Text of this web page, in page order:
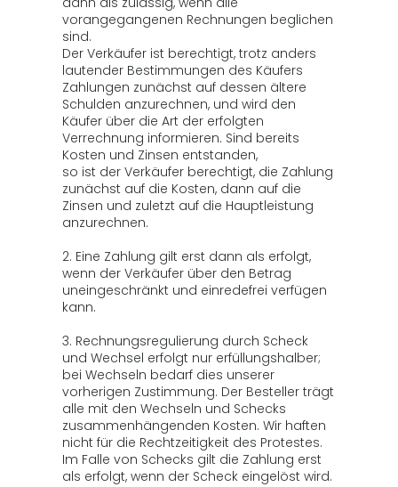
vorangegangenen Rechnungen beglichen
sind.
Der Verkäufer ist berechtigt, trotz anders
lautender Bestimmungen des Käufers
Zahlungen zunächst auf dessen ältere
Schulden anzurechnen, und wird den
Käufer über die Art der erfolgten
Verrechnung informieren. Sind bereits
Kosten und Zinsen entstanden,
so ist der Verkäufer berechtigt, die Zahlung
zunächst auf die Kosten, dann auf die
Zinsen und zuletzt auf die Hauptleistung
anzurechnen.
2. Eine Zahlung gilt erst dann als erfolgt,
wenn der Verkäufer über den Betrag
uneingeschränkt und einredefrei verfügen
kann.
3. Rechnungsregulierung durch Scheck
und Wechsel erfolgt nur erfüllungshalber;
bei Wechseln bedarf dies unserer
vorherigen Zustimmung. Der Besteller trägt
alle mit den Wechseln und Schecks
zusammenhängenden Kosten. Wir haften
nicht für die Rechtzeitigkeit des Protestes.
Im Falle von Schecks gilt die Zahlung erst
als erfolgt, wenn der Scheck eingelöst wird.